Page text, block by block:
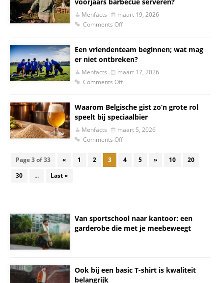
Menfacts
maart 19, 2026
Comments Off
Een vriendenteam beginnen; wat mag
er niet ontbreken?
Menfacts
maart 17, 2026
Comments Off
Waarom Belgische gist zo’n grote rol
speelt bij speciaalbier
Menfacts
maart 5, 2026
Comments Off
Page 3 of 33 « 1 2 3 4 5 » 10
20
30
... Last »
Van sportschool naar kantoor: een
garderobe die met je meebeweegt
Ook bij een basic T-shirt is kwaliteit
belangrijk